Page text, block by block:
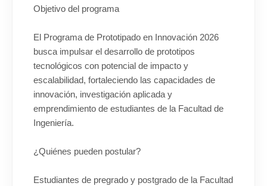
Objetivo del programa
El Programa de Prototipado en Innovación 2026
busca impulsar el desarrollo de prototipos
tecnológicos con potencial de impacto y
escalabilidad, fortaleciendo las capacidades de
innovación, investigación aplicada y
emprendimiento de estudiantes de la Facultad de
Ingeniería.
¿Quiénes pueden postular?
Estudiantes de pregrado y postgrado de la Facultad